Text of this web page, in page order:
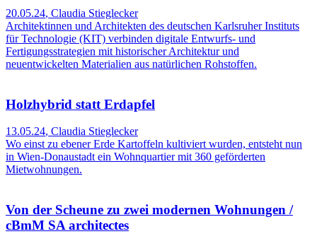
20.05.24, Claudia Stieglecker
Architektinnen und Architekten des deutschen Karlsruher Instituts
für Technologie (KIT) verbinden digitale Entwurfs- und
Fertigungsstrategien mit historischer Architektur und
neuentwickelten Materialien aus natürlichen Rohstoffen.
Holzhybrid statt Erdapfel
13.05.24, Claudia Stieglecker
Wo einst zu ebener Erde Kartoffeln kultiviert wurden, entsteht nun
in Wien-Donaustadt ein Wohnquartier mit 360 geförderten
Mietwohnungen.
Von der Scheune zu zwei modernen Wohnungen /
cBmM SA architectes